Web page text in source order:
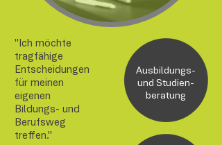
"Ich möchte
tragfähige
Entscheidungen
für meinen
eigenen
Bildungs- und
Berufsweg
treffen."
Ausbildungs-
und Studien-
beratung